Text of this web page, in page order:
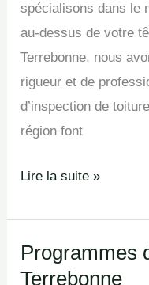
spécialisons dans le
au-dessus de votre
Terrebonne, nous
rigueur et de
d’inspection de
région font
Lire la suite »
Programmes
Terrebonne
Programmes
d’entretien